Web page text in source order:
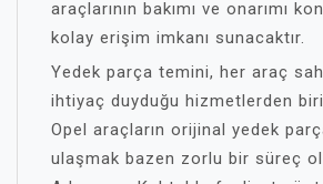
araçlarının bakımı ve onarımı
kolay erişim imkanı sunacaktır.
Yedek parça temini, her araç
ihtiyaç duyduğu hizmetlerden
Opel araçların orijinal yedek
ulaşmak bazen zorlu bir süreç